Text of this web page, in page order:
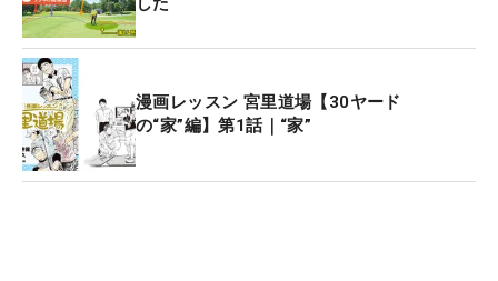
漫画レッスン 宮里道場【30ヤード
の“家”編】第1話｜“家”